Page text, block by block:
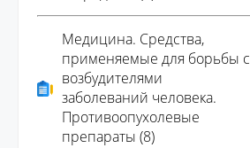
Медицина. Средства,
применяемые для борьбы с
возбудителями
заболеваний человека.
Противоопухолевые
препараты (8)